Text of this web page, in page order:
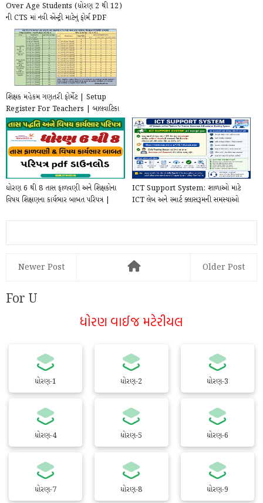
Over Age Students (ધોરણ 2 થી 12)
ની CTS માં નવી એન્ટ્રી માટેનું ફોર્મ PDF
(2026-...
શિક્ષક મહેકમ ગણતરી ફોર્મેટ | Setup
Register For Teachers | બાલવાટિકા
,, ધોરણ 1 થ...
ધોરણ 6 થી 8 તાસ ફાળવણી અને શિક્ષકોના
વિષય શિક્ષણના કાર્યભાર બાબત પરિપત્ર |
ICT Support System: શાળાઓ માટે
ICT લેબ અને સ્માર્ટ ક્લાસરૂમની સમસ્યાઓ
Newer Post Older Post
For U
ધોરણ વાઈજ મટેરીયલ
ધોરણ-1 ધોરણ-2 ધોરણ-3
ધોરણ-4 ધોરણ-5 ધોરણ-6
ધોરણ-7 ધોરણ-8 ધોરણ-9